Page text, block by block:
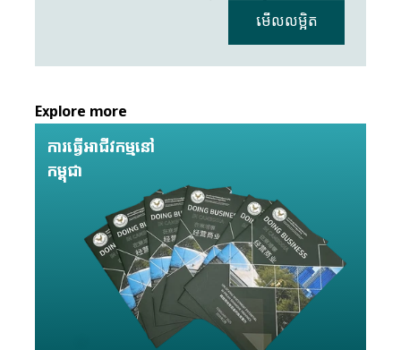
មើលលម្អិត
Explore more
ការធ្វើអាជីវកម្មនៅ
កម្ពុជា